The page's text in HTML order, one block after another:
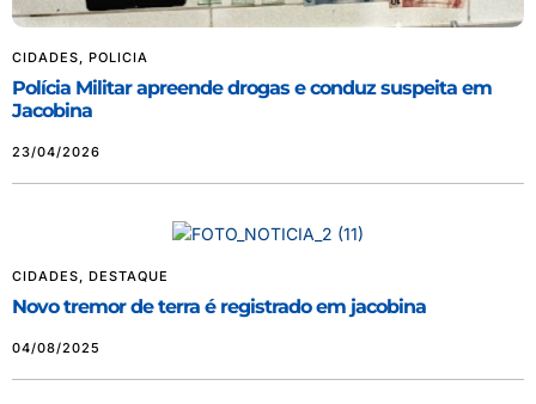
CIDADES POLICIA
Polícia Militar apreende drogas e conduz suspeita em
Jacobina
23/04/2026
CIDADES, DESTAQUE
Novo tremor de terra é registrado em jacobina
04/08/2025